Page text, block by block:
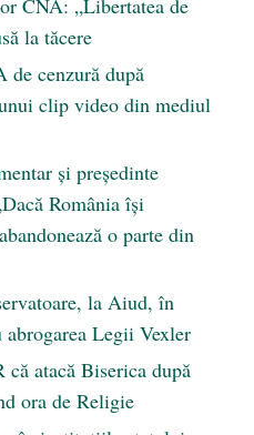
CNA: „Libertatea de
la tăcere
de cenzură după
clip video din mediul
și președinte
România își
o parte din
la Aiud, în
Legii Vexler
atacă Biserica după
ora de Religie